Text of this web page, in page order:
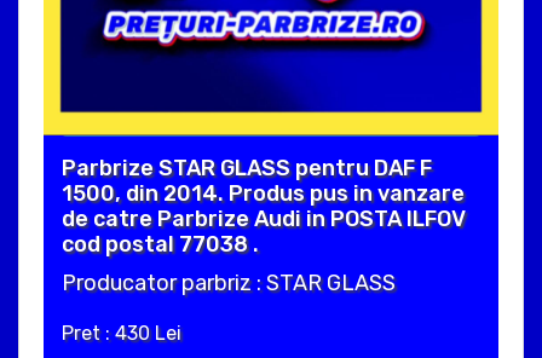
Parbrize STAR GLASS pentru DAF F
1500, din 2014. Produs pus in vanzare
de catre Parbrize Audi in POSTA ILFOV
cod postal 77038 .
Producator parbriz : STAR GLASS
Pret : 430 Lei